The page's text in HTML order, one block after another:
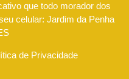
que todo morador dos
celular: Jardim da Penha
de Privacidade